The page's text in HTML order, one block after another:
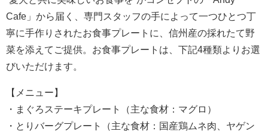
Cafe」から届く、専門スタッフの手によって一つひとつ丁
寧に手作りされたお食事プレートに、信州産の採れたて野
菜を添えてご提供。お食事プレートは、下記4種類よりお選
びいただけます。
【メニュー】
・まぐろステーキプレート（主な食材：マグロ）
・とりバーグプレート（主な食材：国産鶏ムネ肉、ヤゲン